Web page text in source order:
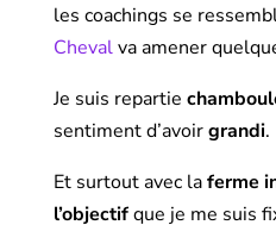
les coachings se
Chevalva amener
Je suis repartie
sentiment d’avoirgrandi.
Et surtout avec laferme
l’objectifque je me suis